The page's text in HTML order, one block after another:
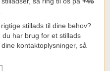
stillads til dine behov?
har brug for et stillads
kontaktoplysninger, så